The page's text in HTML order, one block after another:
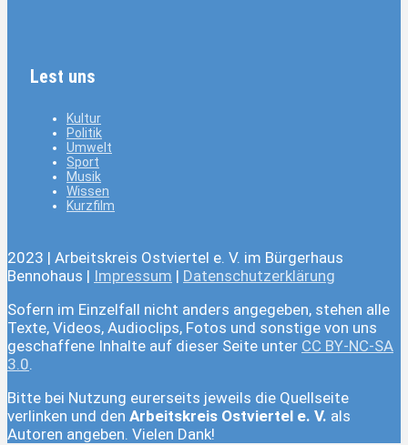
Lest uns
Kultur
Politik
Umwelt
Sport
Musik
Wissen
Kurzfilm
2023 | Arbeitskreis Ostviertel e. V. im Bürgerhaus
Bennohaus | Impressum | Datenschutzerklärung
Sofern im Einzelfall nicht anders angegeben, stehen alle
Texte, Videos, Audioclips, Fotos und sonstige von uns
geschaffene Inhalte auf dieser Seite unter CC BY-NC-SA
3.0.
Bitte bei Nutzung eurerseits jeweils die Quellseite
verlinken und den Arbeitskreis Ostviertel e. V. als
Autoren angeben. Vielen Dank!